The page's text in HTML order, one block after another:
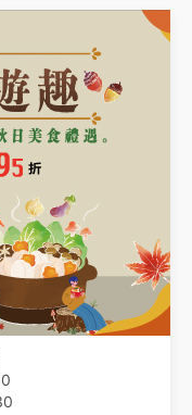
。
每日限量五間)。